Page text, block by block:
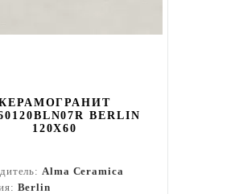
BERLIN
120X60
Alma Ceramica
Berlin